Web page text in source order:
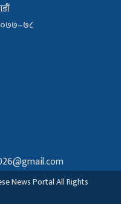
०७७–७८
News Portal All Rights